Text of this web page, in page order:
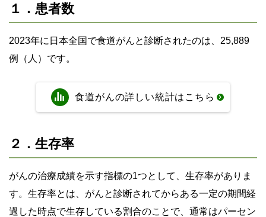
１．患者数
2023年に日本全国で食道がんと診断されたのは、 25,889
例（人）です。
食道がんの詳しい統計はこちら
２．生存率
がんの治療成績を示す指標の1つとして、生存率がありま
す。生存率とは、がんと診断されてからある一定の期間経
過した時点で生存している割合のことで、通常はパーセン